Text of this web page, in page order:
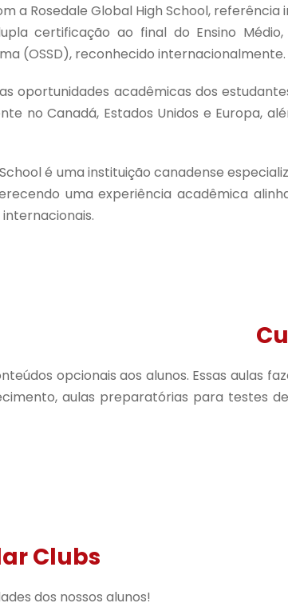
a Rosedale Global High School,
certificação ao final do Ensino
(OSSD), reconhecido internacionalmente.
oportunidades acadêmicas dos
no Canadá, Estados Unidos e Europa,
é uma instituição canadense
uma experiência acadêmica
opcionais aos alunos. Essas aulas
aulas preparatórias para testes
Clubs
dos nossos alunos!